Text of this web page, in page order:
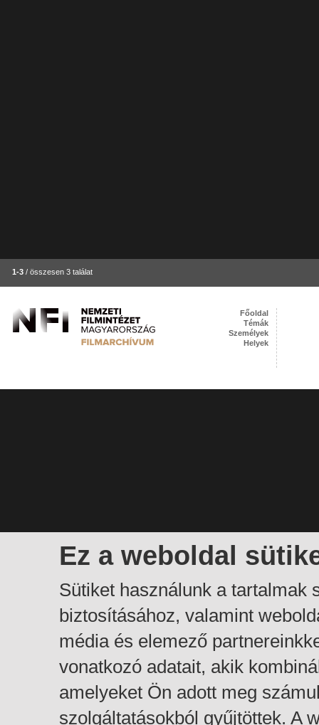
1-3 / összesen 3 találat
Ez a weboldal
Sütiket használunk a tartalmak
biztosításához, valamint
média és elemező
vonatkozó adatait, akik
amelyeket Ön adott meg
szolgáltatásokból gyűjtöttek. A
Főoldal
Témák
Személyek
Helyek